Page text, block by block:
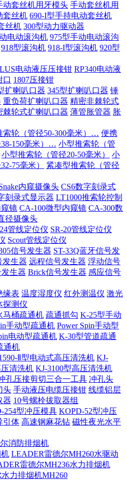
动套丝机用牙模头 手动套丝机用
套丝机 690-I型手持电动套丝机
丝机 300型动力驱动器
电动滚沟机 975型手动电动滚沟
918型滚沟机 918-I型滚沟机 920型
电动液压压接钳 RP340电动液
口 1807压接钳
扩喇叭口器 345型扩喇叭口器 锤
重负荷扩喇叭口器 精密非棘轮式
棘轮式扩喇叭口器 薄管胀管器 胀
索轮（管径50-300毫米）… 便携
150毫米）… 小型推索轮（管
小型推索轮（管径20-50毫米）
小
75毫米）
紧凑型推索轮（管径
内窥摄像头 CS6数字刻录式
刻录式显示器 LT1000推索轮控制
镜 CA-100微型内窥镜 CA-300数
径摄像头
管线定位仪 SR-20管线定位仪
Scout管线定位仪
信号发生器 ST-33Q蓝牙信号发
发生器 远程信号发生器 浮动信号
生器 Brick信号发生器 感应信号
缘表 温度湿度仪 红外测温仪 激光
探测仪
马桶疏通机 疏通抓勾 K-25型手动
手动型疏通机 Power Spin手动型
电动型疏通机 K-30型管道疏通
通机
Ⅱ型电动式高压清洗机 KJ-
清洗机 KJ-3100型高压清洗机
孔压接剪切三合一工具 冲孔头
头 手动液压电缆压接钳 线缆铝层
器 10号螺栓拔取器组
254型冲压模具 KOPD-52型冲压
引体 高速钢麻花钻 磁性夜光水平
消防排烟机
LEADER雷德尔MH260水驱动
雷德尔MH236水力排烟机
力排烟机MH260